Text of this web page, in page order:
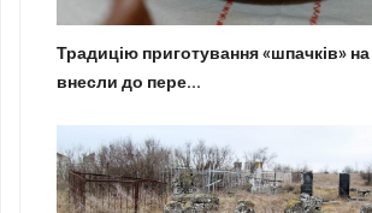
Традицію приготування «шпачків»
внесли до пере...